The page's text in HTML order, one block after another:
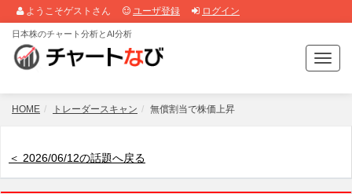
ようこそゲストさん ユーザ登録 ログイン
T
o
g
日本株のチャート分析とAI分析
HOME トレーダースキャン 無償割当で株価上昇
＜ 2026/06/12の話題へ戻る